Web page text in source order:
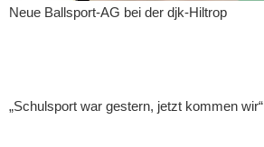
Neue Ballsport-AG bei der djk-Hiltrop
„Schulsport war gestern, jetzt kommen wir“